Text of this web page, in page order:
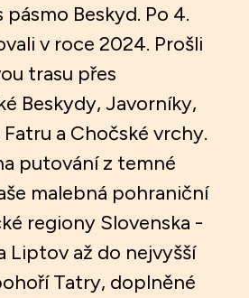
Beskyd. Po 4.
v roce 2024. Prošli
trasu přes
Beskydy, Javorníky,
a Chočské vrchy.
putování z temné
malebná pohraniční
regiony Slovenska -
Liptov až do nejvyšší
Tatry, doplněné